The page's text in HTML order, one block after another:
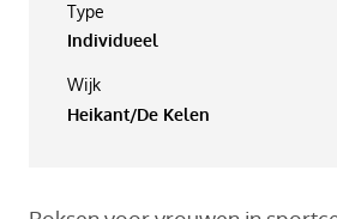
Type
Individueel
Wijk
Heikant/De Kelen